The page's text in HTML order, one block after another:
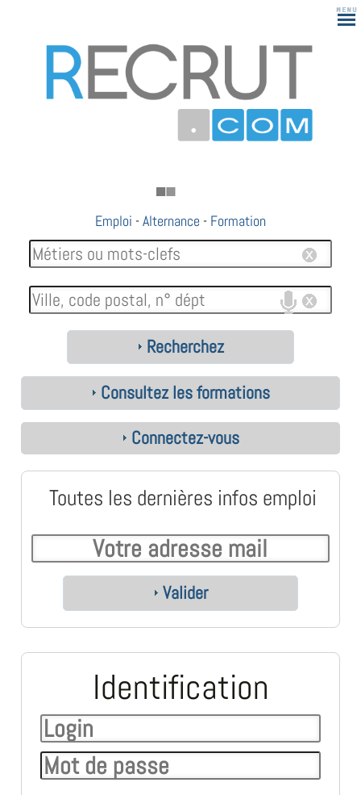
Emploi -Alternance - Formation
Recherchez
Consultez les formations
Connectez-vous
Toutes les dernières infos emploi
Valider
Identification